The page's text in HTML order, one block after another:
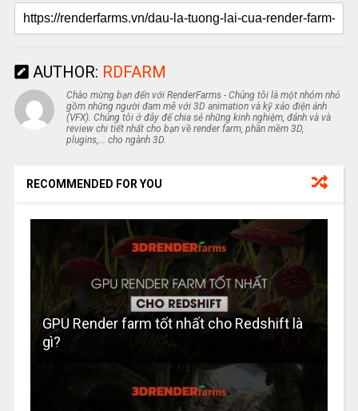
AUTHOR: RDFARM
Chào mừng bạn đến với RenderFarms - Chúng tôi là một nhóm nhỏ
gồm những người đam mê với 3D animation và kỹ xảo điện ảnh
(VFX). Chúng tôi ở đây để chia sẻ những kinh nghiệm, đánh và và
review chi tiết nhất cho bạn về render farm, phần mềm 3D,
plugins,... cho ngành 3D.
RECOMMENDED FOR YOU
GPU Render farm tốt nhất cho Redshift là
gì?